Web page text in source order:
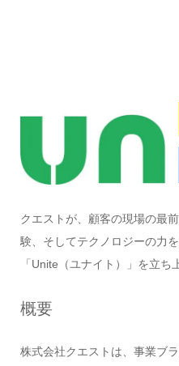
クエストが、顧客の現場の最
験、そしてテクノロジーの力
「Unite（ユナイト）」を立ち
概要
株式会社クエストは、事業ブ